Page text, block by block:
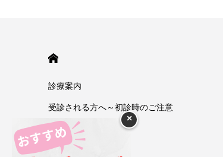
診療案内
受診される方へ～初診時のご注意
今井一彰 院長紹介
あいうべ体操
×